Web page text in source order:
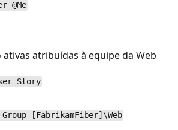
@Me
atribuídas à equipe da Web
Story
[FabrikamFiber]\Web